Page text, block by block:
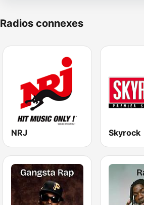
Radios connexes
NRJ Skyrock